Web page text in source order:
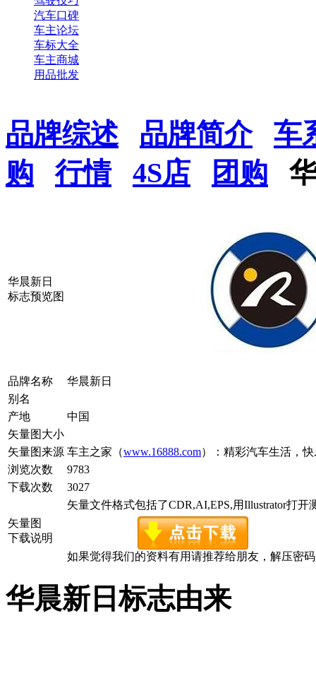
汽车口碑
车主论坛
车标大全
车主商城
用品批发
品牌综述 品牌简介
车
购
行情 4S店 团购
华晨新日
标志预览图
品牌名称
华晨新日
别名
产地
中国
矢量图大小
矢量图来源 车主之家（www.16888.com）：精彩汽车生活，
浏览次数
9783
下载次数
3027
矢量图
下载说明
矢量文件格式包括了CDR,AI,EPS,用Illustrator打开
如果觉得我们的资料有用请推荐给朋友，解压密码
华晨新日标志由来